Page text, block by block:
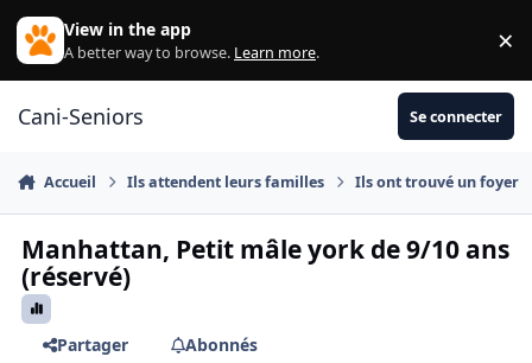
Aller au contenu
View in the app
A better way to browse. Learn more. ×
Cani-Seniors Se connecter
Accueil Ils attendent leurs familles Ils ont trouvé un foyer
Manhattan, Petit mâle york de 9/10 ans
(réservé)
Partager
Abonnés